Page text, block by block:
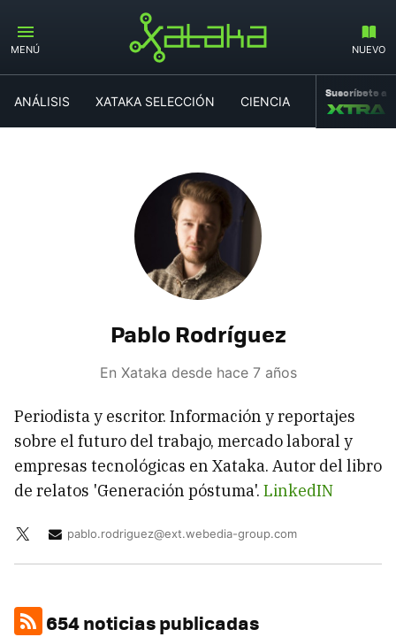
MENÚ NUEVO
ANÁLISIS XATAKA SELECCIÓN CIENCIA MOVILIDAD
Suscríbete a
Pablo Rodríguez
En Xataka desde hace 7 años
Periodista y escritor. Información y reportajes
sobre el futuro del trabajo, mercado laboral y
empresas tecnológicas en Xataka. Autor del libro
de relatos 'Generación póstuma'. LinkedIN
pablo.rodriguez@ext.webedia-group.com
654 noticias publicadas